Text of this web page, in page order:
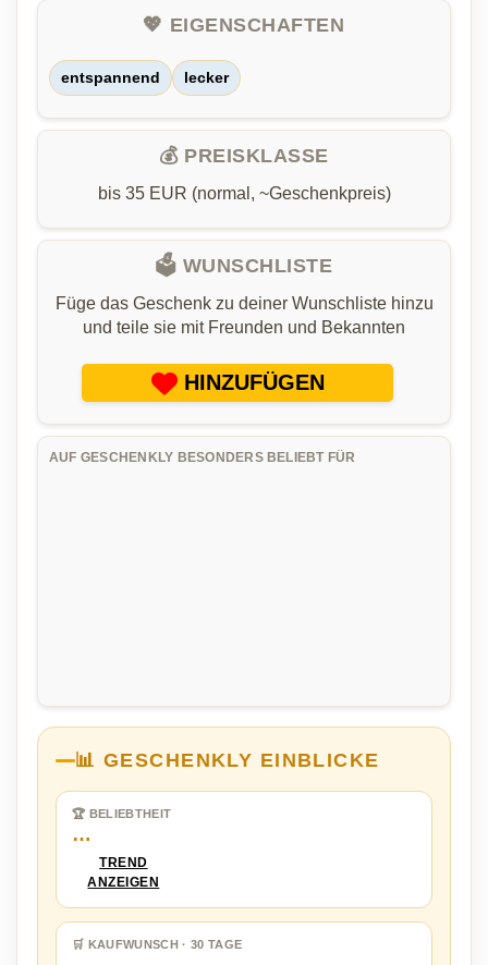
💖 EIGENSCHAFTEN
entspannend lecker
💰 PREISKLASSE
bis 35 EUR (normal, ~Geschenkpreis)
🗳️ WUNSCHLISTE
Füge das Geschenk zu deiner Wunschliste hinzu
und teile sie mit Freunden und Bekannten
HINZUFÜGEN
AUF GESCHENKLY BESONDERS BELIEBT FÜR
📊 GESCHENKLY EINBLICKE
🏆 BELIEBTHEIT
…
TREND
ANZEIGEN
🛒 KAUFWUNSCH · 30 TAGE